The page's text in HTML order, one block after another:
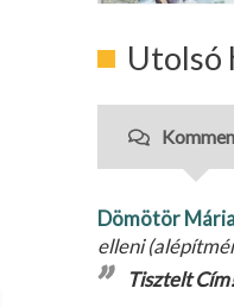
Utolsó
Dömötör
elleni
Tisztelt